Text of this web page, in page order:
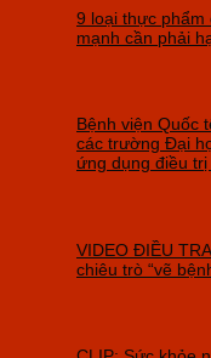
9 loại thực phẩm
mạnh cần phải
Bệnh viện Quốc
các trường Đại
ứng dụng điều
VIDEO ĐIỀU
chiêu trò “vẽ